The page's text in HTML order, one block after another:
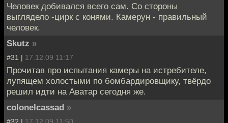
Человек добивался всего сам. Со стороны
выглядело -цирк с конями. Камерун - правильный
человек.
Skutz »
#31 | 17.12.09 11:17
Прочитав про испытания камеры на истребителе,
лупящем холостыми по бомбардировщику, твёрдо
решил идти на Аватар сегодня же.
colonelcassad »
#32 | 17.12.09 11:50